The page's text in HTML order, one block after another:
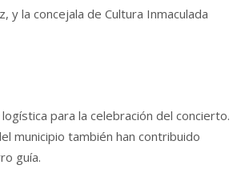
la concejala de Cultura Inmaculada
para la celebración del concierto.
municipio también han contribuido
guía.